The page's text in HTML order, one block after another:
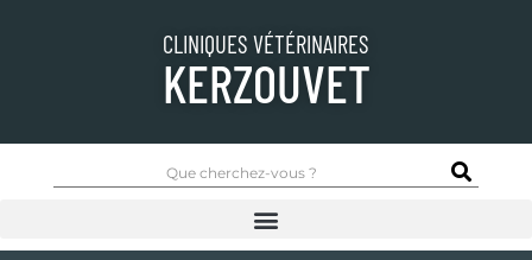
CLINIQUES VÉTÉRINAIRES
KERZOUVET